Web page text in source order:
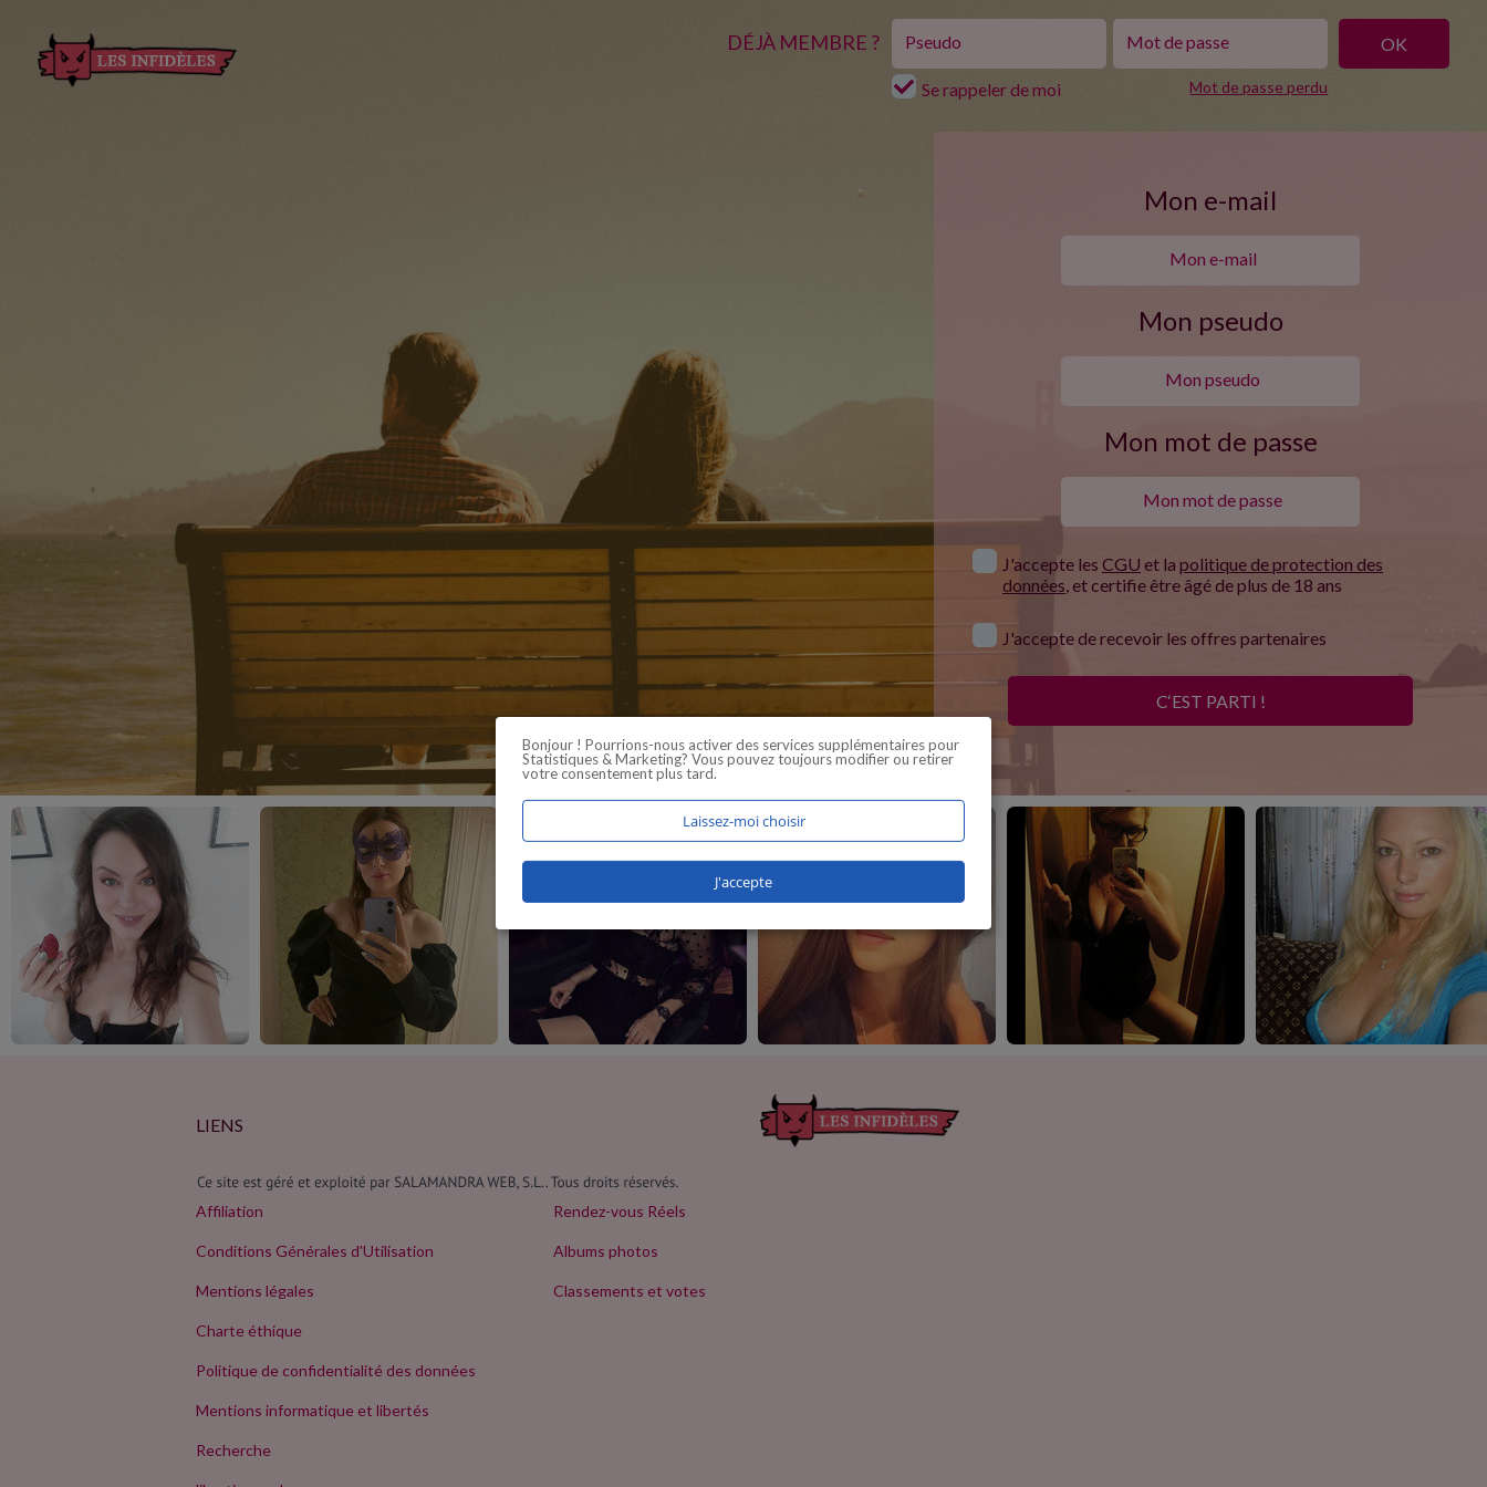
DÉJÀ MEMBRE ?
Se rappeler de moi Mot de passe perdu
Mon e-mail
Mon pseudo
Mon mot de passe
J'accepte les CGU et la politique de protection des
données , et certifie être âgé de plus de 18 ans
J'accepte de recevoir les offres partenaires
C‘EST PARTI !
LIENS
Affiliation
Conditions Générales d'Utilisation
Mentions légales
Charte éthique
Politique de confidentialité des données
Mentions informatique et libertés
Recherche
Rendez-vous Réels
Albums photos
Classements et votes
Bonjour ! Pourrions-nous activer des services supplémentaires pour
Statistiques & Marketing? Vous pouvez toujours modifier ou retirer
votre consentement plus tard.
Laissez-moi choisir
J'accepte